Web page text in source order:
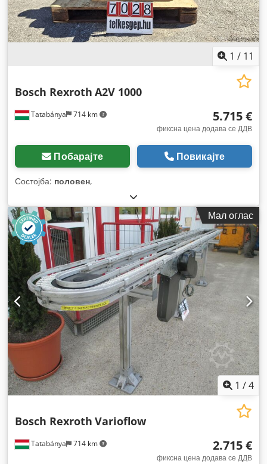
1 / 11
Tatabánya 714 km
Bosch Rexroth A2V 1000
5.715 €
фиксна цена додава се ДДВ
Побарајте Повикајте
Состојба: половен,
Мал оглас
1 /4
Tatabánya 714 km
Bosch Rexroth Varioflow
2.715 €
фиксна цена додава се ДДВ